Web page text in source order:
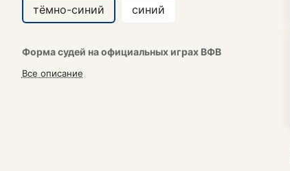
тёмно-синий синий
Форма судей на официальных играх ВФВ
Все описание